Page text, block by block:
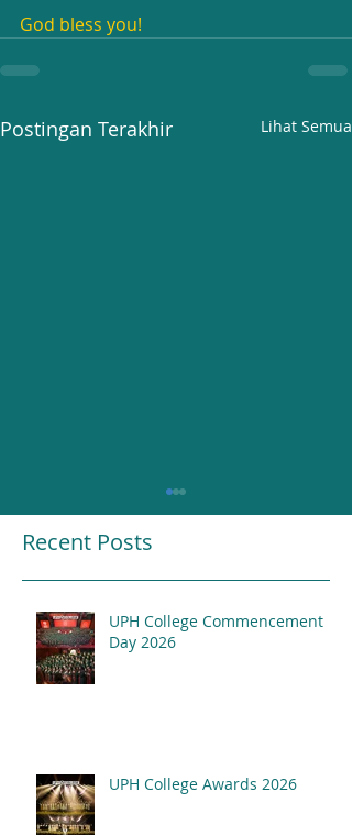
God bless you!
Postingan Terakhir Lihat Semua
UPH College Awards
2026
Recent Posts
UPH College Commencement
Day 2026
UPH College Awards 2026